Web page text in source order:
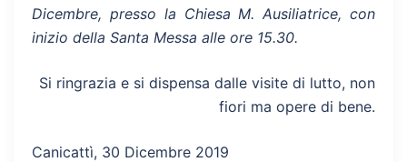
Dicembre, presso la Chiesa M. Ausiliatrice, con
inizio della Santa Messa alle ore 15.30.
Si ringrazia e si dispensa dalle visite di lutto, non
fiori ma opere di bene.
Canicattì, 30 Dicembre 2019